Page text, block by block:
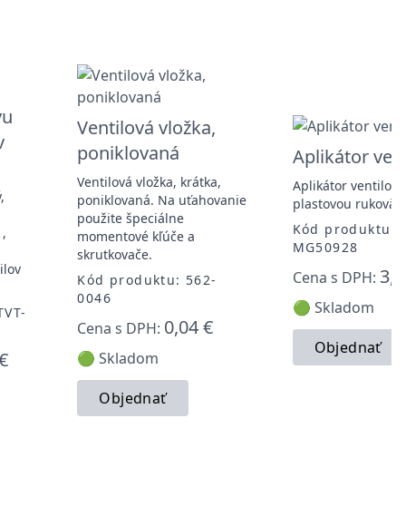
Ventilová vložka,
poniklovaná
Ventilová vložka, krátka,
poniklovaná. Na uťahovanie
použite špeciálne
momentové kľúče a
skrutkovače.
Kód produktu: 562-
0046
Cena s DPH: 0,04 €
🟢 Skladom
Objednať
Aplikátor
Aplikátor ventilov
plastovou
Kód produktu:
MG50928
Cena s DPH:
🟢 Skladom
Objednať